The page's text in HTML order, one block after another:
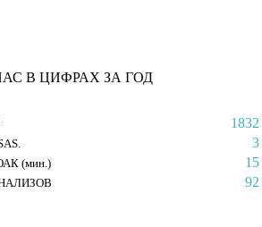
В ЦИФРАХ ЗА ГОД
1832
3
(мин.) 15
92